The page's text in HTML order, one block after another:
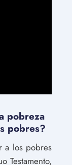
pobreza
pobres?
a los pobres
Testamento,